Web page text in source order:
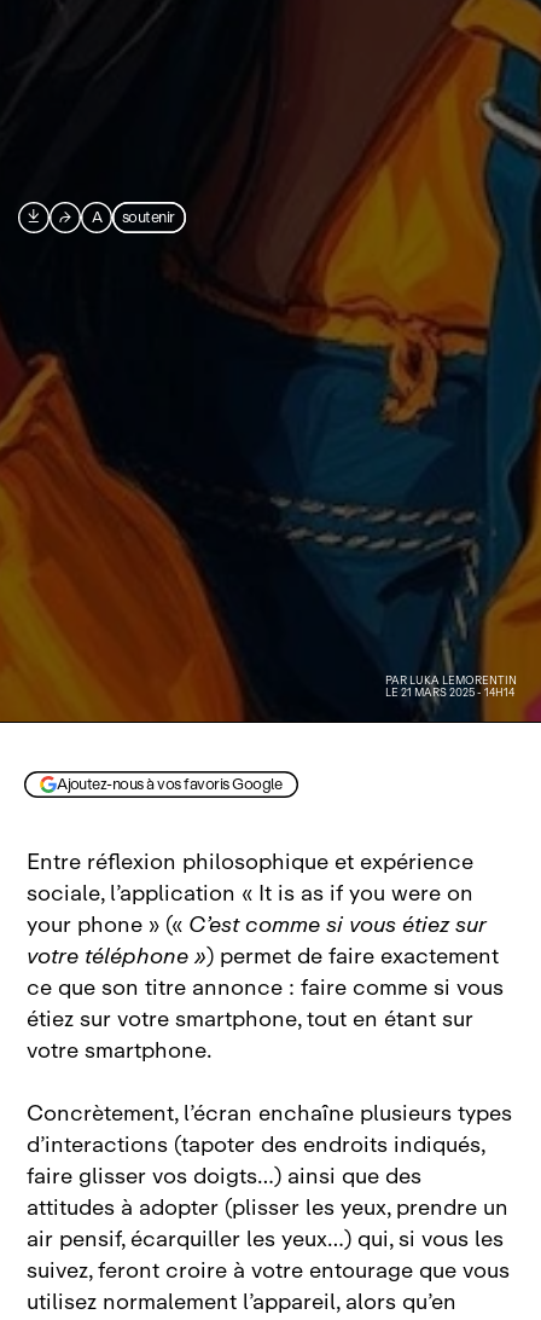
PARLUKA LEMORENTIN
LE 21 MARS 2025 - 14H14
 ⮫ A soutenir
Ajoutez-nous à vos favoris Google
Entre réflexion philosophique et expérience
sociale, l’application « It is as if you were on
your phone » (« C’est comme si vous étiez sur
votre téléphone ») permet de faire exactement
ce que son titre annonce : faire comme si vous
étiez sur votre smartphone, tout en étant sur
votre smartphone.
Concrètement, l’écran enchaîne plusieurs types
d’interactions (tapoter des endroits indiqués,
faire glisser vos doigts…) ainsi que des
attitudes à adopter (plisser les yeux, prendre un
air pensif, écarquiller les yeux…) qui, si vous les
suivez, feront croire à votre entourage que vous
utilisez normalement l’appareil, alors qu’en